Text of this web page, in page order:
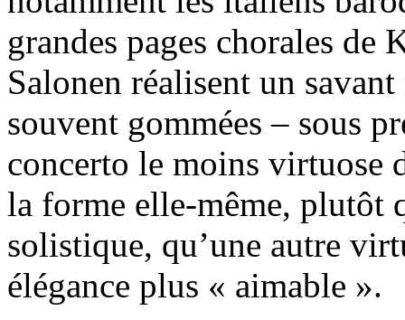
grandes pages chorales
Salonen réalisent un
souvent gommées – sous
concerto le moins virtuose
la forme elle-même, plutôt
solistique, qu’une autre
élégance plus « aimable ».